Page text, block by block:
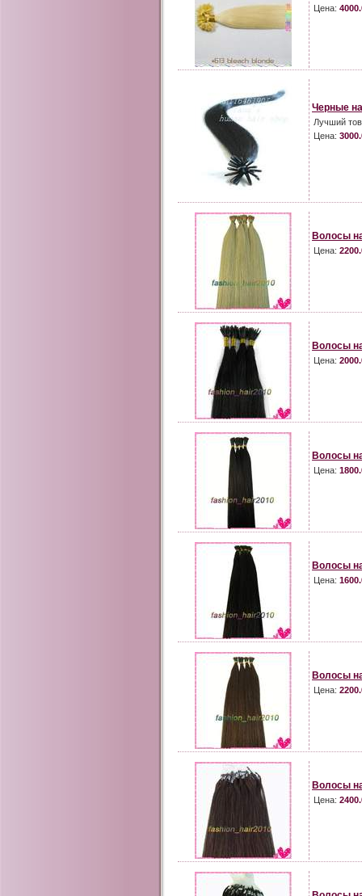
Цена:
Черные
Лучший
Цена:
Волосы
Цена:
Волосы
Цена:
Волосы
Цена:
Волосы
Цена:
Волосы
Цена:
Волосы
Цена: